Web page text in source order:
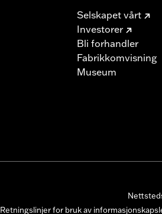
Selskapet vårt
Investorer
Bli forhandler
Fabrikkomvisning
Museum
Retningslinjer for bruk av